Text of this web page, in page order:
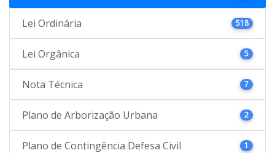
Lei Ordinária 518
Lei Orgânica 5
Nota Técnica 7
Plano de Arborização Urbana 2
Plano de Contingência Defesa Civil 1